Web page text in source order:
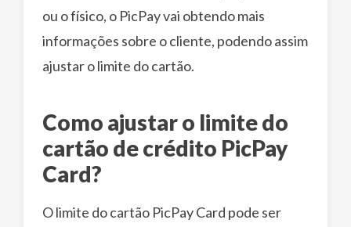
ou o físico, o PicPay vai obtendo mais
informações sobre o cliente, podendo assim
ajustar o limite do cartão.
Como ajustar o limite do
cartão de crédito PicPay
Card?
O limite do cartão PicPay Card pode ser